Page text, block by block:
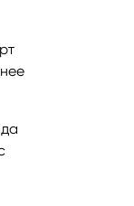
Уэйта